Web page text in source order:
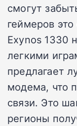
смогут
геймеров
Exynos 1330
легкими
предлагает
модема, что
связи. Это
регионы